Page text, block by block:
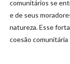
comunitários se
e de seus
natureza. Esse
coesão